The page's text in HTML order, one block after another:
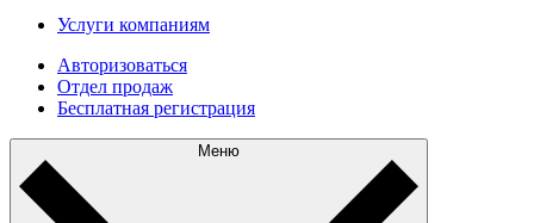
Услуги компаниям
Авторизоваться
Отдел продаж
Бесплатная регистрация
Меню